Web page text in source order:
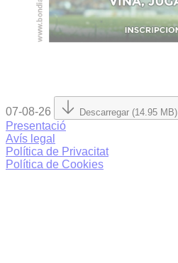
07-08-26 Descarregar (14.95 MB)
Presentació
Avís legal
Política de Privacitat
Política de Cookies